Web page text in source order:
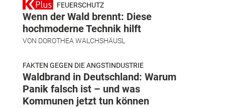
FEUERSCHUTZ
Wenn der Wald brennt: Diese
hochmoderne Technik hilft
VON DOROTHEA WALCHSHÄUSL
FAKTEN GEGEN DIE ANGSTINDUSTRIE
Waldbrand in Deutschland: Warum
Panik falsch ist – und was
Kommunen jetzt tun können